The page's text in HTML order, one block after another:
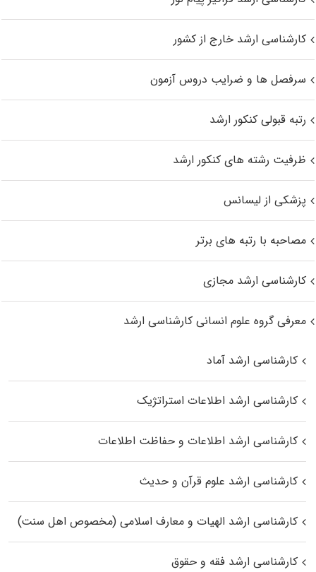
کارشناسی ارشد خارج از کشور
سرفصل ها و ضرایب دروس آزمون
رتبه قبولی کنکور ارشد
ظرفیت رشته های کنکور ارشد
پزشکی از لیسانس
مصاحبه با رتبه های برتر
کارشناسی ارشد مجازی
معرفی گروه علوم انسانی کارشناسی ارشد
کارشناسی ارشد آماد
کارشناسی ارشد اطلاعات استراتژیک
کارشناسی ارشد اطلاعات و حفاظت اطلاعات
کارشناسی ارشد علوم قرآن و حدیث
کارشناسی ارشد الهیات و معارف اسلامی (مخصوص اهل سنت)
کارشناسی ارشد فقه و حقوق